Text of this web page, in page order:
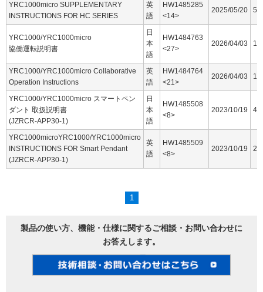
YRC1000micro SUPPLEMENTARY
INSTRUCTIONS FOR HC SERIES
英
語
HW1485285
<14>
2025/05/20
YRC1000/YRC1000micro
協働運転説明書
日
本
語
HW1484763
<27>
2026/04/03
YRC1000/YRC1000micro Collaborative
Operation Instructions
英
語
HW1484764
<21>
2026/04/03
YRC1000/YRC1000micro スマートペン
ダント 取扱説明書
(JZRCR-APP30-1)
日
本
語
HW1485508
<8>
2023/10/19
YRC1000microYRC1000/YRC1000micro
INSTRUCTIONS FOR Smart Pendant
(JZRCR-APP30-1)
英
語
HW1485509
<8>
2023/10/19
1
製品の使い方、機能・仕様に関するご相談・お問い合わせに
お答えします。